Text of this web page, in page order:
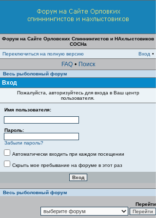
Форум на Сайте Орловских Спиннингистов и НАхлыстовиков
СОСНа
Переключиться на полную версию
Вход •
FAQ • Поиск
Весь рыболовный форум
Вход
Пожалуйста, авторизуйтесь для входа в Ваш центр
пользователя.
Имя пользователя:
Пароль:
Забыли пароль?
Автоматически входить при каждом посещении
Скрыть мое пребывание на форуме в этот раз
Весь рыболовный форум
Перейти